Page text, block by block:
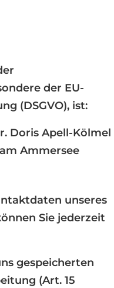
der EU-
(DSGVO), ist:
Doris Apell-Kölmel
am Ammersee
unseres
Sie jederzeit
gespeicherten
(Art. 15